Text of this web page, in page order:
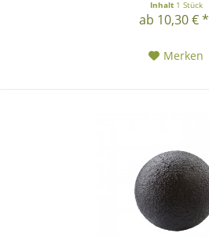
Inhalt 1 Stück
ab 10,30 € *
Merken